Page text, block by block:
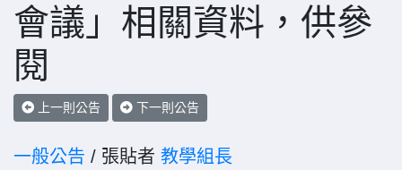
會議」相關資料，供參
閱
上一則公告 下一則公告
一般公告 / 張貼者 教學組長